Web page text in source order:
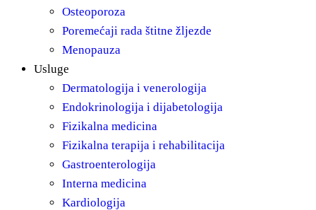
Osteoporoza
Poremećaji rada štitne žljezde
Menopauza
Usluge
Dermatologija i venerologija
Endokrinologija i dijabetologija
Fizikalna medicina
Fizikalna terapija i rehabilitacija
Gastroenterologija
Interna medicina
Kardiologija